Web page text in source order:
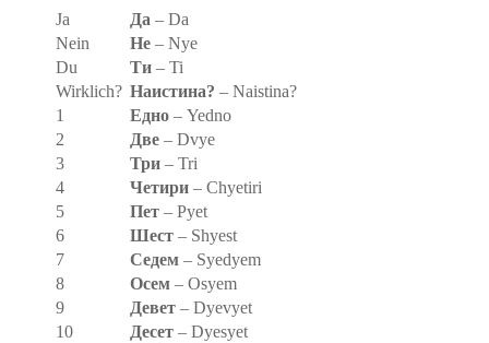
Ja Да – Da
Nein
Не – Nye
Du
Ти – Ti
Wirklich? Наистина? – Naistina?
1
Едно – Yedno
2
Две – Dvye
3
Три – Tri
4
Четири – Chyetiri
5
Пет – Pyet
6
Шест – Shyest
7
Седем – Syedyem
8
Осем – Osyem
9
Девет – Dyevyet
10
Десет – Dyesyet